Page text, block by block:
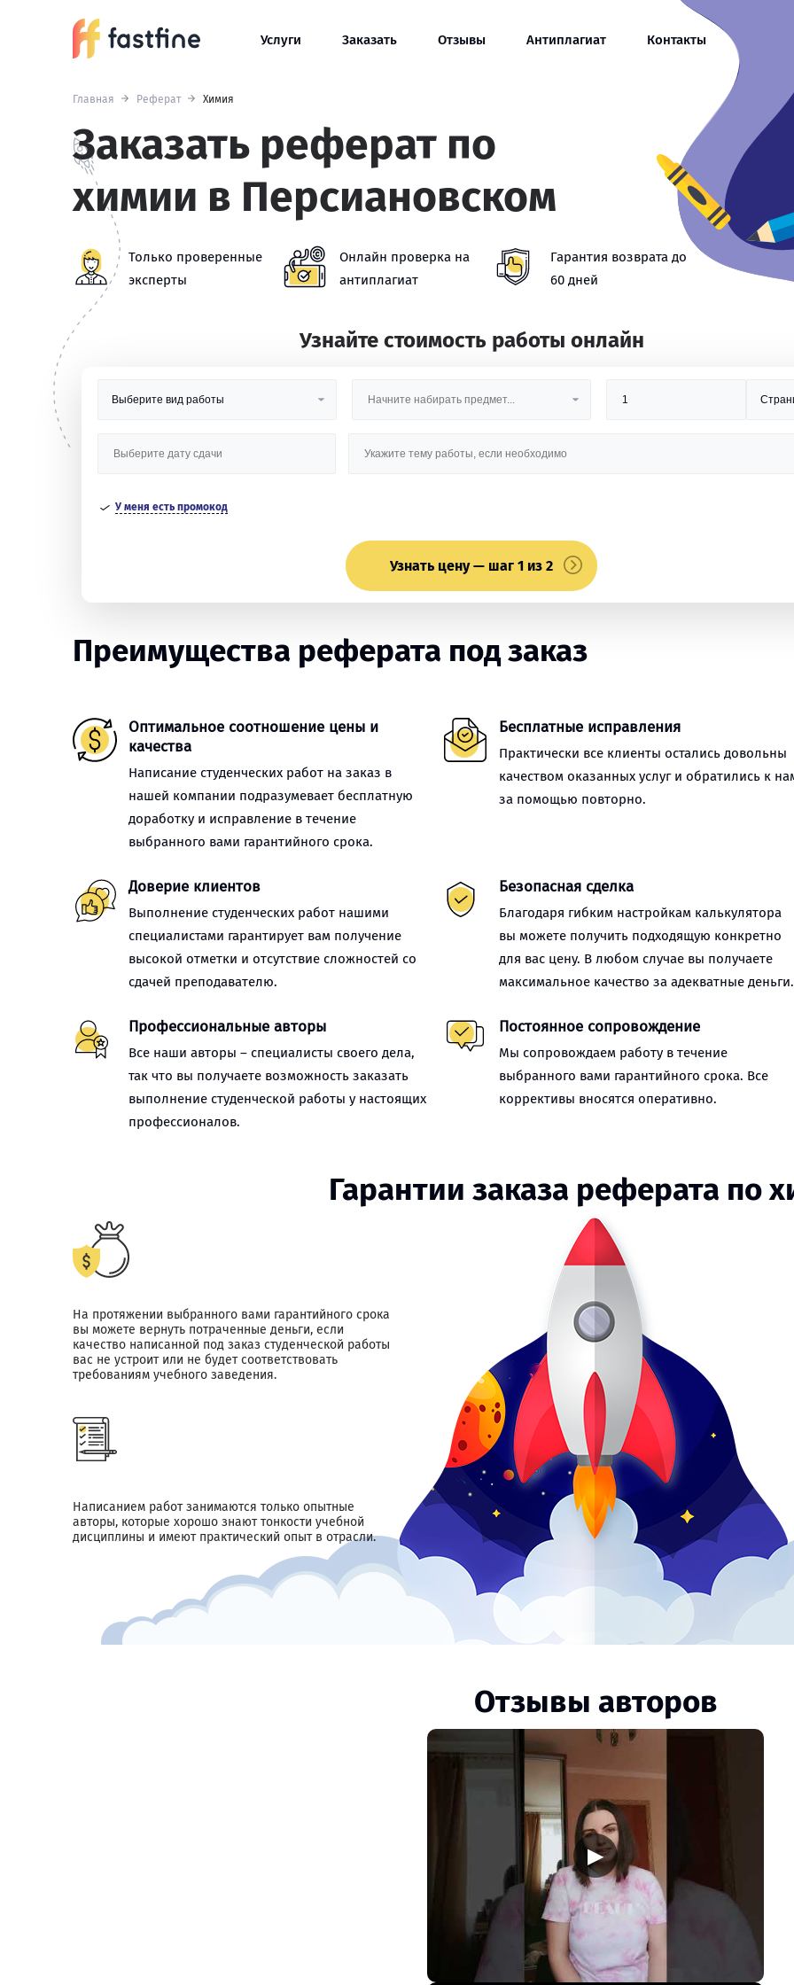
Услуги Заказать Отзывы Антиплагиат Контакты
Главная Реферат Химия
Заказать реферат по
химии в Персиановском
Только проверенные
эксперты
Онлайн проверка на
антиплагиат
Гарантия возврата до
60 дней
Узнайте стоимость работы онлайн
У меня есть промокод
Узнать цену — шаг 1 из 2
Преимущества реферата под заказ
Оптимальное соотношение цены и
качества
Написание студенческих работ на заказ в
нашей компании подразумевает бесплатную
доработку и исправление в течение
выбранного вами гарантийного срока.
Бесплатные исправления
Практически все клиенты остались довольны
качеством оказанных услуг и обратились к
за помощью повторно.
Доверие клиентов
Выполнение студенческих работ нашими
специалистами гарантирует вам получение
высокой отметки и отсутствие сложностей со
сдачей преподавателю.
Безопасная сделка
Благодаря гибким настройкам калькулятора
вы можете получить подходящую конкретно
для вас цену. В любом случае вы получаете
максимальное качество за адекватные деньги.
Профессиональные авторы
Все наши авторы – специалисты своего дела,
так что вы получаете возможность заказать
выполнение студенческой работы у настоящих
профессионалов.
Постоянное сопровождение
Мы сопровождаем работу в течение
выбранного вами гарантийного срока. Все
коррективы вносятся оперативно.
Гарантии заказа реферата по
На протяжении выбранного вами гарантийного срока
вы можете вернуть потраченные деньги, если
качество написанной под заказ студенческой работы
вас не устроит или не будет соответствовать
требованиям учебного заведения.
Написанием работ занимаются только опытные
авторы, которые хорошо знают тонкости учебной
дисциплины и имеют практический опыт в отрасли.
Отзывы авторов
▶